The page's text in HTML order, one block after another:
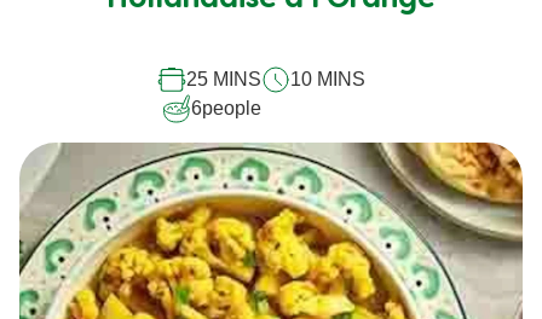
recipe
25 MINS
6people